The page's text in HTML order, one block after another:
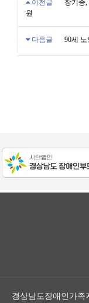
이전글
장기종,
원
다음글
90세
경상남도장애인가족